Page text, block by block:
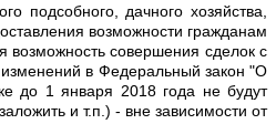
подсобного, дачного хозяйства,
возможности гражданам
возможность совершения сделок с
в Федеральный закон "О
до 1 января 2018 года не будут
и т.п.) - вне зависимости от